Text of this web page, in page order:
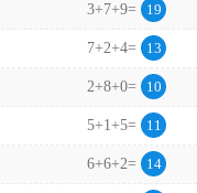
3+7+9= 19
7+2+4= 13
2+8+0= 10
5+1+5= 11
6+6+2= 14